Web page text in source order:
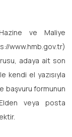
ve Maliye
www.hmb.gov.tr)
adaya ait son
kendi el yazısıyla
başvuru formunun
Elden veya posta